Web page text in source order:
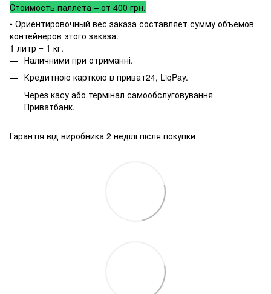
Стоимость паллета – от 400 грн.
• Ориентировочный вес заказа составляет сумму объемов
контейнеров этого заказа.
1 литр = 1 кг.
Наличними при отриманні.
Кредитною карткою в приват24, LiqPay.
Через касу або термінал самообслуговування
Приватбанк.
Гарантія від виробника 2 неділі після покупки